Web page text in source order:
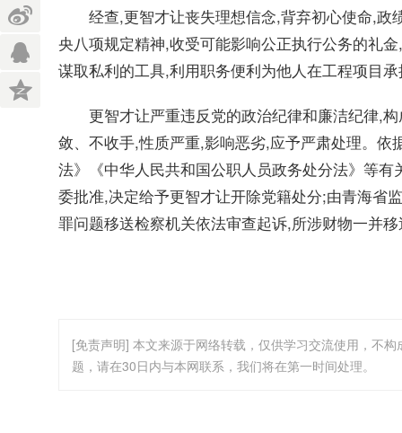
经查,更智才让丧失理想信念,背弃初心使命,政
央八项规定精神,收受可能影响公正执行公务的礼
谋取私利的工具,利用职务便利为他人在工程项目
更智才让严重违反党的政治纪律和廉洁纪律,
敛、不收手,性质严重,影响恶劣,应予严肃处理。
法》《中华人民共和国公职人员政务处分法》等
委批准,决定给予更智才让开除党籍处分;由青海省
罪问题移送检察机关依法审查起诉,所涉财物一并
[免责声明] 本文来源于网络转载，仅供学习交流使用，不
题，请在30日内与本网联系，我们将在第一时间处理。